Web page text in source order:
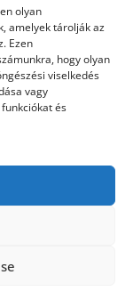
olyan
amelyek tárolják az
Ezen
hogy olyan
viselkedés
vagy
és
Muri Enikő
RTL Klub
Takács Nikolas
Tamás
videók
Zámbó
– hírek –